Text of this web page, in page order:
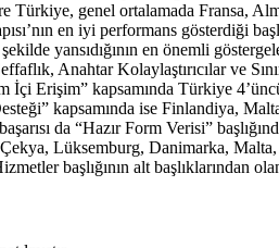
Türkiye, genel ortalamada Fransa,
en iyi performans gösterdiği
yansıdığının en önemli
Anahtar Kolaylaştırıcılar ve
İçi Erişim” kapsamında Türkiye
kapsamında ise Finlandiya,
da “Hazır Form Verisi”
Lüksemburg, Danimarka,
başlığının alt başlıklarından